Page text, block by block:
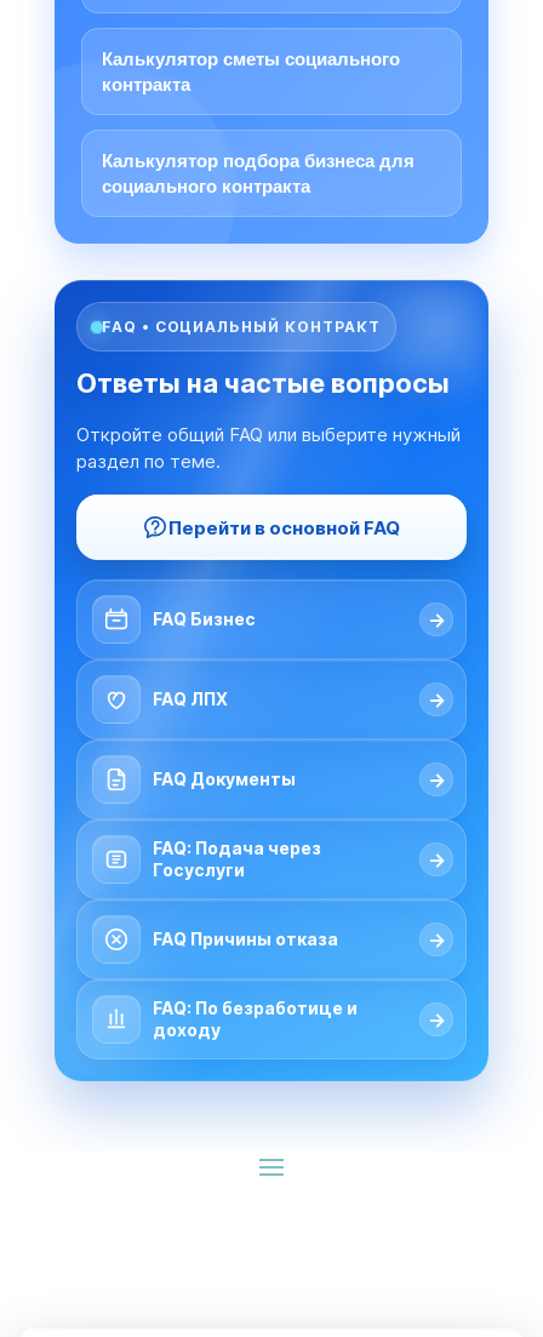
Калькулятор сметы социального
контракта
Калькулятор подбора бизнеса для
социального контракта
FAQ • СОЦИАЛЬНЫЙ КОНТРАКТ
Ответы на частые вопросы
Откройте общий FAQ или выберите нужный
раздел по теме.
Перейти в основной FAQ
FAQ Бизнес →
FAQ ЛПХ →
FAQ Документы →
FAQ: Подача через
Госуслуги
→
FAQ Причины отказа →
FAQ: По безработице и
доходу
→